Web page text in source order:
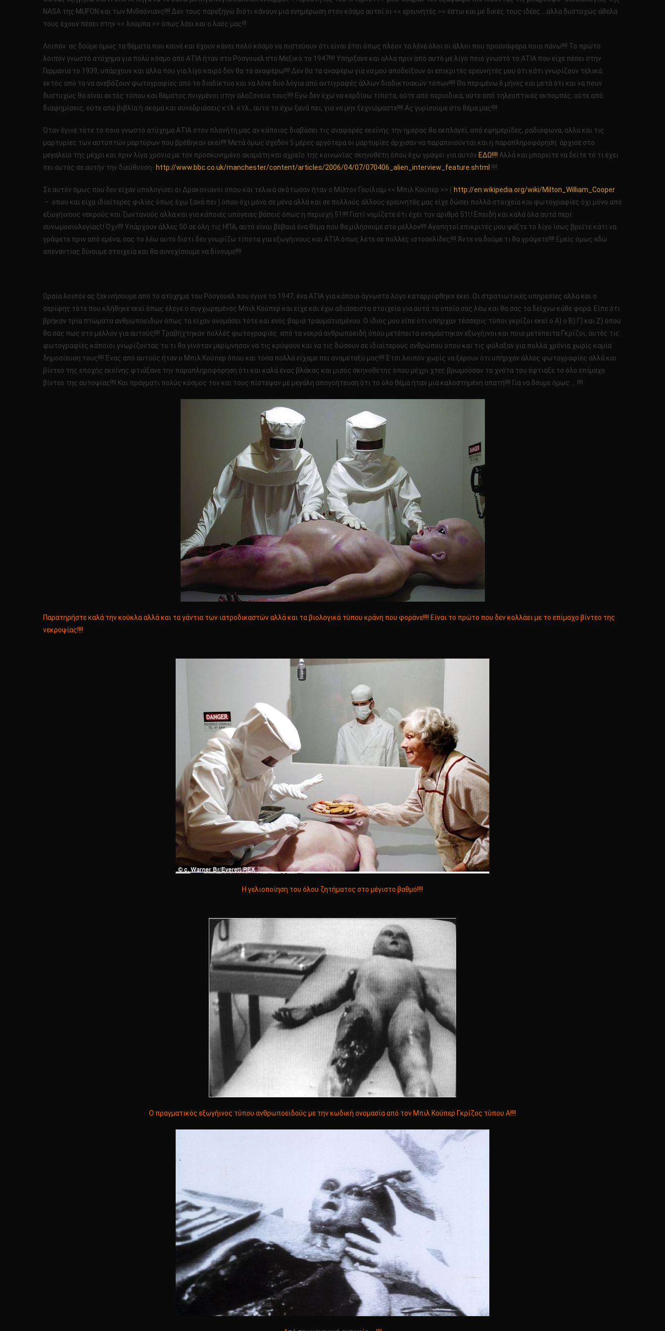
ΝΑSA της MUFON και των Μιθσόνιανς!!!! Δεν τους παρεξηγώ διότι κάνουν μια ενημέρωση στον κόσμο αυτοί οι << ερευνητές >> έστω και με δικές τους ιδέες….αλλα δυστυχώς άθελα
τους έχουν πέσει στην << λούμπα >> όπως λέει και ο λαός μας!!!
Λοιπόν ας δούμε όμως τα θέματα που καινέ και έχουν κάνει πολύ κόσμο να πιστεύουν ότι είναι έτσι όπως πλέον τα λένε όλοι οι άλλοι που προανάφερα ποιο πάνω!!!! Το πρώτο
λοιπόν γνωστό ατύχημα για πολύ κόσμο από ΑΤΙΑ ήταν στο Ρόσγουελ στο Μεξικό το 1947!!!! Υπήρξανε και αλλα πριν από αυτό με λίγο ποιο γνωστό το ΑΤΙΑ που είχε πέσει στην
Γερμανία το 1939, υπάρχουν και αλλα που για λίγο καιρό δεν θα τα αναφέρω!!!! Δεν θα τα αναφέρω για να μου αποδείξουν οι επικριτές ερευνητές μου ότι κάτι γνωρίζουν τελικά
εκτός από το να ανεβάζουν φωτογραφίες από το διαδίκτυο και να λένε δυο λόγια από αντιγραφές άλλων διαδικτυακών τόπων!!!! Θα περιμένω 6 μήνες και μετά ότι και να πουν
δυστυχώς θα είναι εκτός τόπου και θέματος πνιγμένοι στην αλαζονεία τους!!!! Εγώ δεν έχω να κερδίσω τίποτα, ούτε από περιοδικά, ούτε από τηλεοπτικές εκπομπές, ούτε από
διαφημίσεις, ούτε από βιβλία ή ακόμα και συνεδριάσεις κτλ. κτλ., αυτό το έχω ξανά πει, για να μην ξεχνιόμαστε!!!! Ας γυρίσουμε στο θέμα μας!!!!
Όταν έγινε τότε το ποιο γνωστό ατύχημα ΑΤΙΑ στον πλανήτη μας αν κάποιος διαβάσει τις αναφορές εκείνης την ημέρας θα εκπλαγεί, από εφημερίδες, ραδιόφωνα, αλλα και τις
μαρτυρίες των αυτοπτών μαρτύρων που βρέθηκαν εκεί!!!! Μετά όμως σχεδόν 5 μέρες αργότερα οι μαρτυρίες άρχισαν να παραποιούνται και η παραπληροφόρηση άρχισε στο
μεγαλείο της μέχρι και πριν λίγα χρόνια με τον προσκυνημένο ακαμάτη και αχρείο της κοινωνίας σκηνοθέτη όπου έχω γράψει για αυτόν ΕΔΩ!!!! Αλλά και μπορείτε να δείτε το τι έχει
πει αυτός σε αυτήν την διεύθυνση- http://www.bbc.co.uk/manchester/content/articles/2006/04/07/070406_alien_interview_feature.shtml !!!!
Σε αυτόν όμως που δεν είχαν υπολογίσει οι Δρακονιανοί όπου και τελικά σκότωσαν ήταν ο Μίλτον Γουίλιαμ << Μπιλ Κούπερ >> ( http://en.wikipedia.org/wiki/Milton_William_Cooper
– όπου και είχα ιδιαίτερες φιλίες όπως έχω ξανά πει ) όπου όχι μόνο σε μένα αλλά και σε πολλούς άλλους ερευνητές μας είχε δώσει πολλά στοιχεία και φωτογραφίες όχι μόνο από
εξωγήινους νεκρούς και ζωντανούς αλλα και για κάποιες υπόγειες βάσεις όπως η περιοχή 51!!!! Γιατί νομίζετε ότι έχει τον αριθμό 51!;! Επειδή και καλά όλα αυτά περί
συνωμοσιολογίας!;! Όχι!!!! Υπάρχουν άλλες 50 σε όλη τις ΗΠΑ, αυτό είναι βέβαιά ένα θέμα που θα μιλήσουμε στο μέλλον!!!! Αγαπητοί επικριτές μου ψάξτε το λίγο ίσως βρείτε κάτι να
γράψετε πριν από εμένα, σας το λέω αυτό διότι δεν γνωρίζω τίποτα για εξωγήινους και ΑΤΙΑ όπως λέτε σε πολλές ιστοσελίδες!!!! Άντε να δούμε τι θα γράψετε!!!! Εμείς όμως εδώ
απεναντίας δίνουμε στοιχεία και θα συνεχίσουμε να δίνουμε!!!!
Ωραία λοιπόν ας ξεκινήσουμε από το ατύχημα του Ρόσγουελ που έγινε το 1947, ένα ΑΤΙΑ για κάποιο άγνωστο λόγο καταρρίφθηκε εκεί. Οι στρατιωτικές υπηρεσίες αλλα και ο
σερίφης τότε που κλήθηκε εκεί όπως έλεγε ο συγχωρεμένος Μπιλ Κούπερ και είχε και έχω αδιάσειστα στοιχεία για αυτά τα οποία σας λέω και θα σας τα δείχνω κάθε φορά. Είπε ότι
βρήκαν τρία πτώματα ανθρωποειδών όπως τα είχαν ονομάσει τότε και ενός βαριά τραυματισμένου. Ο ίδιος μου είπε ότι υπήρχαν τέσσερις τύποι γκρίζοι εκεί ο Α) ο Β) Γ) και Ζ) όπου
θα σας πως στο μέλλον για αυτούς!!!! Τραβήχτηκαν πολλές φωτογραφίες από τα νεκρά ανθρωποειδή όπου μετέπειτα ονομάστηκαν εξωγήινοι και ποιο μετέπειτα Γκρίζοι, αυτές τις
φωτογραφίες κάποιοι γνωρίζοντας το τι θα γινόταν μερίμνησαν να τις κρύψουν και να τις δώσουν σε ιδιαίτερους ανθρώπου όπου και τις φύλαξαν για πολλά χρόνια χωρίς καμία
δημοσίευση τους!!!! Ένας από αυτούς ήταν ο Μπιλ Κούπερ όπου και τόσα πολλά είχαμε πει αναμεταξύ μας!!!! Έτσι λοιπόν χωρίς να ξέρουν ότι υπήρχαν άλλες φωτογραφίες αλλά και
βίντεο της εποχής εκείνης φτιάξανε την παραπληροφόρηση ότι και καλά ένας βλάκας και μισός σκηνοθέτης όπου μέχρι χτες βρωμούσαν τα χνότα του έφτιαξε το όλο επίμαχο
βίντεο της αυτοψίας!!!! Και πράγματι πολύς κόσμος τον και τους πίστεψαν με μεγάλη απογοήτευση ότι το όλο θέμα ήταν μια καλοστημένη απατή!!!! Για να δουμε όμως…..!!!!
Παρατηρήστε καλά την κούκλα αλλά και τα γάντια των ιατροδικαστών αλλά και τα βιολογικά τύπου κράνη που φοράνε!!!! Είναι το πρώτο που δεν κολλάει με το επίμαχο βίντεο της
νεκροψίας!!!!
Η γελιοποίηση του όλου ζητήματος στο μέγιστο βαθμό!!!!
Ο πραγματικός εξωγήινος τύπου ανθρωποειδούς με την κωδική ονομασία από τον Μπιλ Κούπερ Γκρίζος τύπου Α!!!!